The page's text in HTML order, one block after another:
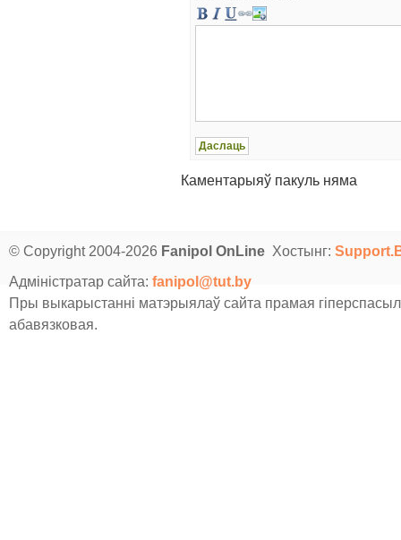
Каментарыяў пакуль няма
© Copyright 2004-2026 Fanipol OnLine Хостынг:
Адміністратар сайта: fanipol@tut.by
Пры выкарыстанні матэрыялаў сайта прамая
абавязковая.